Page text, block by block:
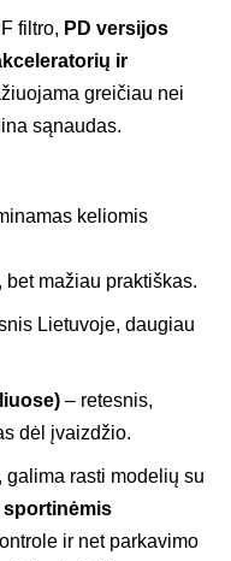
filtro, PD versijos
ir
greičiau nei
sąnaudas.
keliomis
bet mažiau praktiškas.
Lietuvoje, daugiau
– retesnis,
dėl įvaizdžio.
rasti modelių su
sportinėmis
ir net parkavimo